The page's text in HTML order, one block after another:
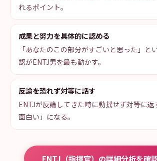
れるポイント。
成果と努力を具体的に認める
「あなたのこの部分がすごいと思った」と
認がENTJ男を最も動かす。
反論を恐れず対等に話す
ENTJが反論してきた時に動揺せず対等に
面白い」になる。
ENTJ（指揮官）の詳細分析を確